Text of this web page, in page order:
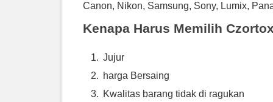
Canon, Nikon, Samsung, Sony, Lumix,
Kenapa Harus Memilih Czortox
Jujur
harga Bersaing
Kwalitas barang tidak di ragukan